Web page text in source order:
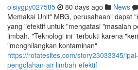
oisiygpy027585 80 days ago News
Memakai Unit" MBG, perusahaan" dapat
yang "efektif untuk "mengatasi "masalah
limbah. "Teknologi ini "terbukti karena
"menghilangkan kontaminan"
https://rotatesites.com/story23033345/
pengolahan-air-limbah-efektif